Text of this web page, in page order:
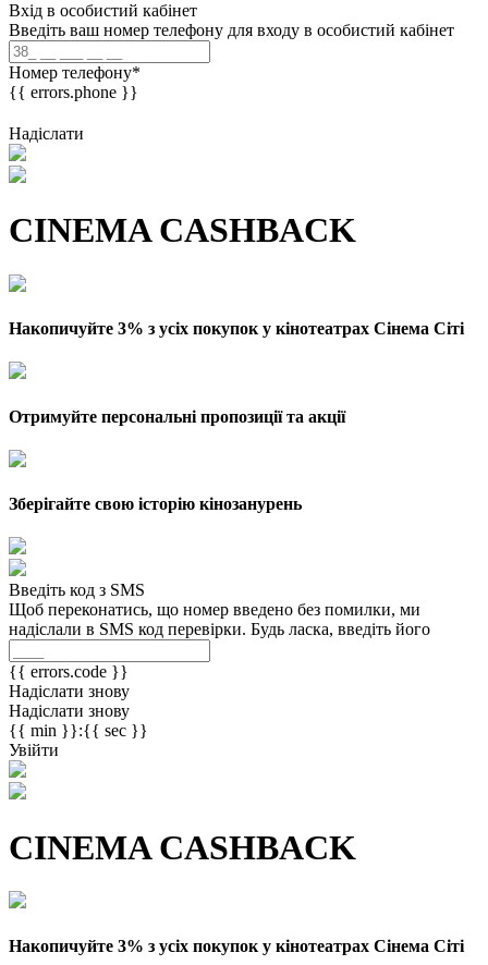
Вхід в особистий кабінет
Введіть ваш номер телефону для входу в особистий кабінет
Номер телефону*
{{ errors.phone }}
Надіслати
CINEMA CASHBACK
Накопичуйте 3% з усіх покупок у кінотеатрах Сінема Сіті
Отримуйте персональні пропозиції та акції
Зберігайте свою історію кінозанурень
Введіть код з SMS
Щоб переконатись, що номер введено без помилки, ми
надіслали в SMS код перевірки. Будь ласка, введіть його
{{ errors.code }}
Надіслати знову
Надіслати знову
{{ min }}:{{ sec }}
Увійти
CINEMA CASHBACK
Накопичуйте 3% з усіх покупок у кінотеатрах Сінема Сіті